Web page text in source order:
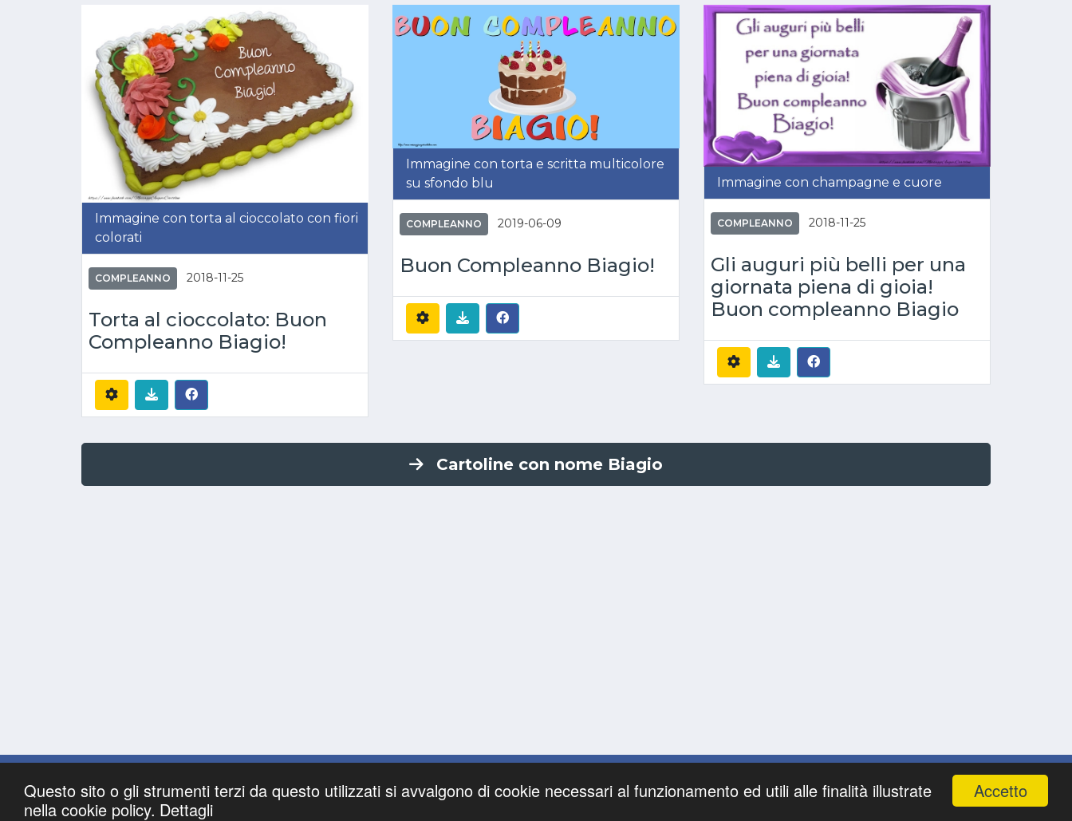
Accetto
Questo sito o gli strumenti terzi da questo utilizzati si avvalgono di cookie necessari al funzionamento ed utili alle finalità illustrate
nella cookie policy. Dettagli
Immagine con torta al cioccolato con fiori
colorati
COMPLEANNO 2018-11-25
Torta al cioccolato: Buon
Compleanno Biagio!
Immagine con torta e scritta multicolore
su sfondo blu
COMPLEANNO 2019-06-09
Buon Compleanno Biagio!
Immagine con champagne e cuore
COMPLEANNO 2018-11-25
Gli auguri più belli per una
giornata piena di gioia!
Buon compleanno Biagio
Cartoline con nome Biagio
Ricerche Privacy Policy
Onomastici
©cartolineconnomi.com . All Rights Reserved.